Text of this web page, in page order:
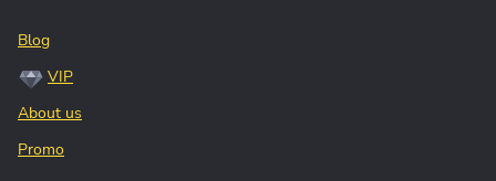
Blog
VIP
About us
Promo